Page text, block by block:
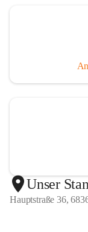
Unser
Hauptstraße 36,